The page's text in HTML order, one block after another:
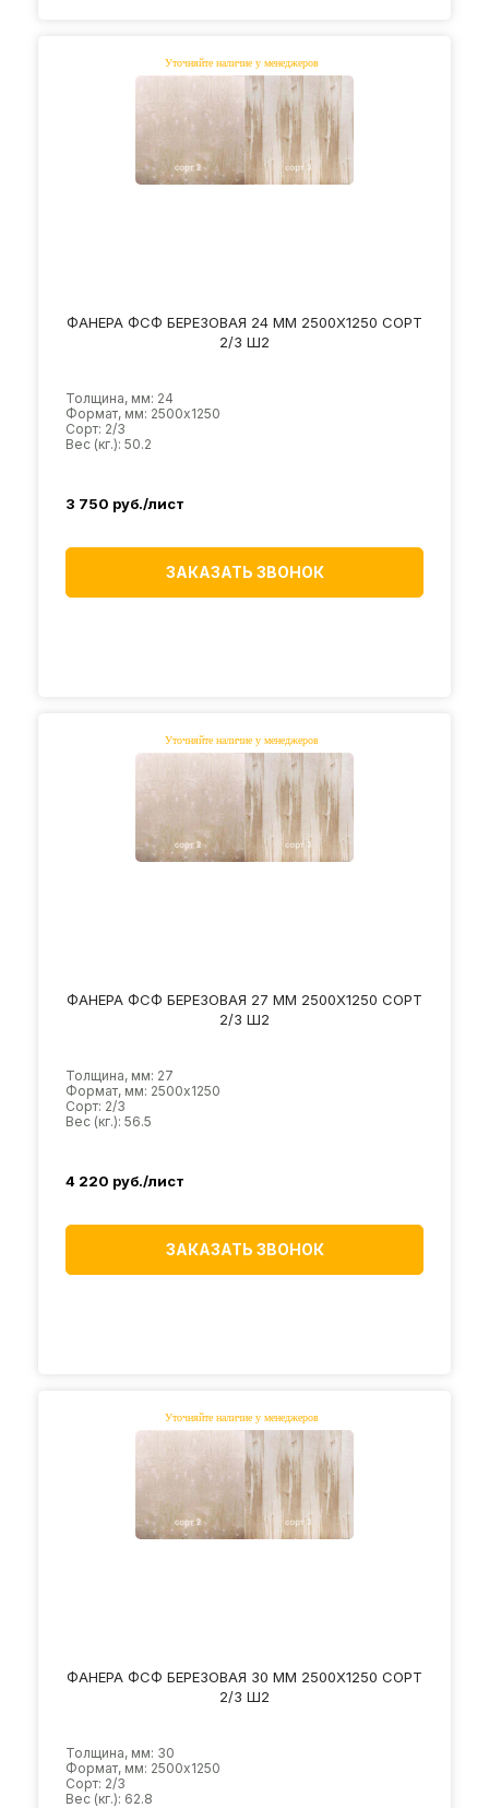
ФАНЕРА ФСФ БЕРЕЗОВАЯ 24 ММ 2500Х1250 СОРТ
2/3 Ш2
Толщина, мм: 24
Формат, мм: 2500х1250
Сорт: 2/3
Вес (кг.): 50.2
3 750 руб./лист
ЗАКАЗАТЬ ЗВОНОК
ФАНЕРА ФСФ БЕРЕЗОВАЯ 27 ММ 2500Х1250 СОРТ
2/3 Ш2
Толщина, мм: 27
Формат, мм: 2500х1250
Сорт: 2/3
Вес (кг.): 56.5
4 220 руб./лист
ЗАКАЗАТЬ ЗВОНОК
ФАНЕРА ФСФ БЕРЕЗОВАЯ 30 ММ 2500Х1250 СОРТ
2/3 Ш2
Толщина, мм: 30
Формат, мм: 2500х1250
Сорт: 2/3
Вес (кг.): 62.8